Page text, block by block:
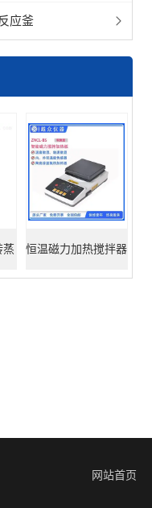
应釜
蒸 恒温磁力加热搅拌器
网站首页